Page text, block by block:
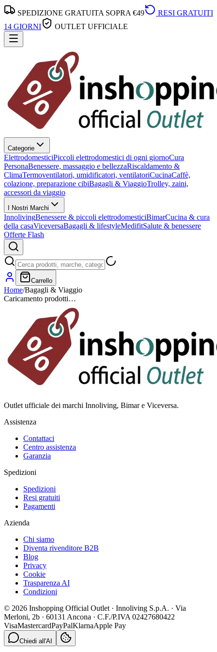
SPEDIZIONE GRATUITA SOPRA €49
RESI GRATUITI
14 GIORNI
OUTLET UFFICIALE
Categorie
ElettrodomesticiPiccoli elettrodomestici di ogni giornoCura
PersonaBenessere, massaggio e bellezzaRiscaldamento &
ClimaTermoventilatori, umidificatori, ventilatoriCucinaCaffè,
colazione, preparazione cibiBagagli & ViaggioTrolley, zaini,
accessori da viaggio
I Nostri Marchi
InnolivingBenessere & piccoli elettrodomesticiBimarCucina & cura
della casaViceversaBagagli & lifestyleMedifitSalute & benessere
Offerte Flash
Carrello
Home/Bagagli & Viaggio
Caricamento prodotti…
Outlet ufficiale dei marchi Innoliving, Bimar e Viceversa.
Assistenza
Contattaci
Centro assistenza
Garanzia
Spedizioni
Spedizioni
Resi gratuiti
Pagamenti
Azienda
Chi siamo
Diventa rivenditore B2B
Blog
Privacy
Cookie
Trasparenza AI
Condizioni
© 2026 Inshopping Official Outlet · Innoliving S.p.A. · Via
Merloni, 2b · 60131 Ancona · C.F./P.IVA 02427680422
VisaMastercardPayPalKlarnaApple Pay
Chiedi all'AI